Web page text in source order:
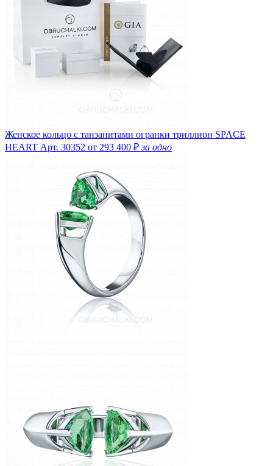
Женское кольцо с танзанитами огранки триллион SPACE
HEART Арт. 30352 от 293 400 ₽за одно